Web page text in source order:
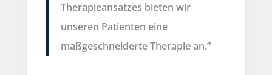
Therapieansatzes bieten wir
unseren Patienten eine
maßgeschneiderte Therapie an.”